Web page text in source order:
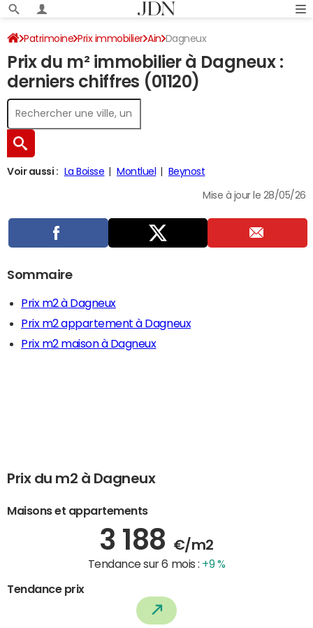
Patrimoine Prix immobilier Ain Dagneux
Prix du m² immobilier à Dagneux :
derniers chiffres (01120)
Voir aussi : La Boisse Montluel Beynost
Mise à jour le 28/05/26
Sommaire
Prix m2 à Dagneux
Prix m2 appartement à Dagneux
Prix m2 maison à Dagneux
Prix du m2 à Dagneux
Maisons et appartements
3 188 €/m2
Tendance sur 6 mois : +9 %
Tendance prix